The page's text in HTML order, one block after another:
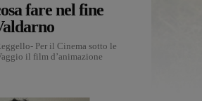
fare nel fine
Per il Cinema sotto le
il film d’animazione